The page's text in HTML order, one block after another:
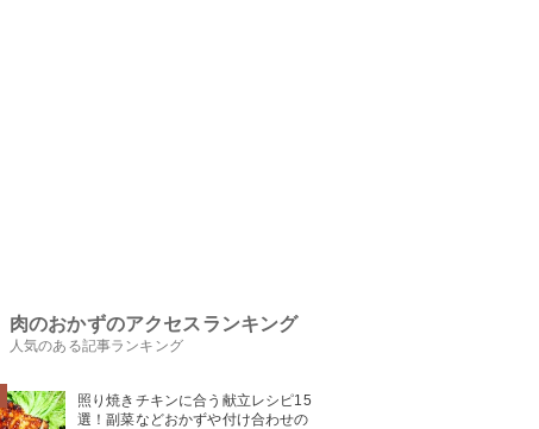
肉のおかずのアクセスランキング
人気のある記事ランキング
照り焼きチキンに合う献立レシピ15
選！副菜などおかずや付け合わせの